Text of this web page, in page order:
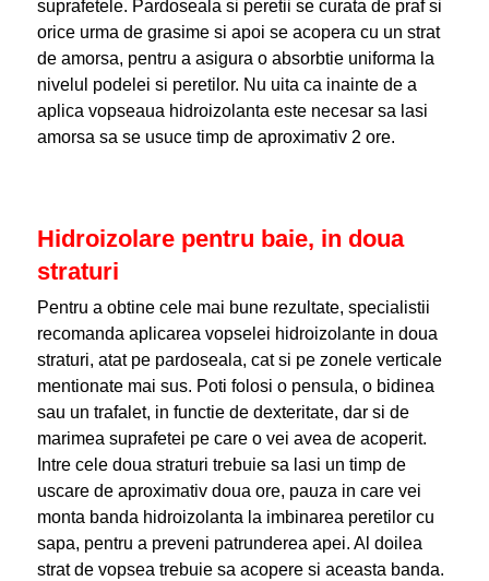
suprafetele. Pardoseala si peretii se curata de praf si
orice urma de grasime si apoi se acopera cu un strat
de amorsa, pentru a asigura o absorbtie uniforma la
nivelul podelei si peretilor. Nu uita ca inainte de a
aplica vopseaua hidroizolanta este necesar sa lasi
amorsa sa se usuce timp de aproximativ 2 ore.
Hidroizolare pentru baie, in doua
straturi
Pentru a obtine cele mai bune rezultate, specialistii
recomanda aplicarea vopselei hidroizolante in doua
straturi, atat pe pardoseala, cat si pe zonele verticale
mentionate mai sus. Poti folosi o pensula, o bidinea
sau un trafalet, in functie de dexteritate, dar si de
marimea suprafetei pe care o vei avea de acoperit.
Intre cele doua straturi trebuie sa lasi un timp de
uscare de aproximativ doua ore, pauza in care vei
monta banda hidroizolanta la imbinarea peretilor cu
sapa, pentru a preveni patrunderea apei. Al doilea
strat de vopsea trebuie sa acopere si aceasta banda.